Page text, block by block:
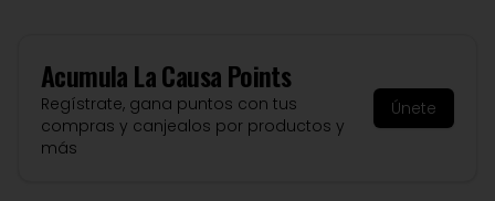
AcumulaLa Causa Points
Regístrate, gana puntos con tus
compras y canjealos por productos y
más
Únete